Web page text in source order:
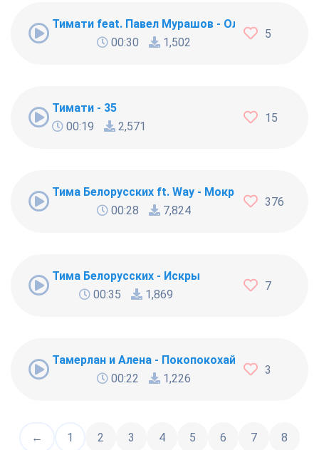
Тимати feat. Павел Мурашов - Олимп
00:30
1,502
5
Тимати - 35
00:19
2,571
15
Тима Белорусских ft. Way - Мокрые кроссы
00:28
7,824
376
Тима Белорусских - Искры
00:35
1,869
7
Тамерлан и Алена - Покопокохай
00:22
1,226
3
← 1 2 3 4 5 6 7 8